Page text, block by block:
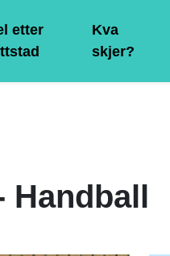
etter
Kva
skjer?
Handball